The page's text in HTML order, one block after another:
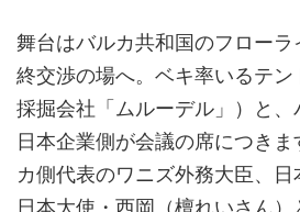
舞台はバルカ共和国のフロー
終交渉の場へ。ベキ率いるテン
採掘会社「ムルーデル」）と
日本企業側が会議の席につき
カ側代表のワニズ外務大臣、
日本大使・西岡（檀れいさん